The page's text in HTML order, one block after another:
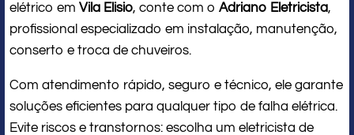
elétrico em Vila Elisio, conte com o Adriano Eletricista,
profissional especializado em instalação, manutenção,
conserto e troca de chuveiros.
Com atendimento rápido, seguro e técnico, ele garante
soluções eficientes para qualquer tipo de falha elétrica.
Evite riscos e transtornos: escolha um eletricista de